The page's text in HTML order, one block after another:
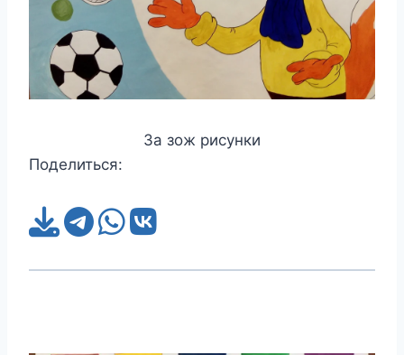
За зож рисунки
Поделиться: